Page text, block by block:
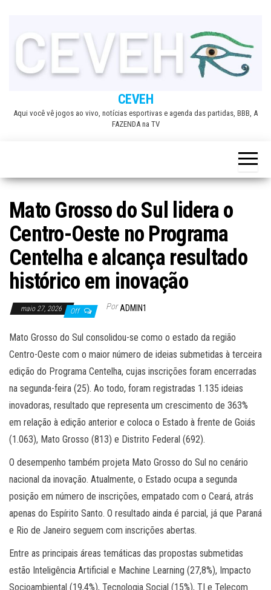
CEVEH
Aqui você vê jogos ao vivo, notícias esportivas e agenda das partidas, BBB, A
FAZENDA na TV
Mato Grosso do Sul lidera o
Centro-Oeste no Programa
Centelha e alcança resultado
histórico em inovação
maio 27, 2026 Off Por ADMIN1
Mato Grosso do Sul consolidou-se como o estado da região
Centro-Oeste com o maior número de ideias submetidas à terceira
edição do Programa Centelha, cujas inscrições foram encerradas
na segunda-feira (25). Ao todo, foram registradas 1.135 ideias
inovadoras, resultado que representa um crescimento de 363%
em relação à edição anterior e coloca o Estado à frente de Goiás
(1.063), Mato Grosso (813) e Distrito Federal (692).
O desempenho também projeta Mato Grosso do Sul no cenário
nacional da inovação. Atualmente, o Estado ocupa a segunda
posição em número de inscrições, empatado com o Ceará, atrás
apenas do Espírito Santo. O resultado ainda é parcial, já que Paraná
e Rio de Janeiro seguem com inscrições abertas.
Entre as principais áreas temáticas das propostas submetidas
estão Inteligência Artificial e Machine Learning (27,8%), Impacto
Socioambiental (19,4%), Tecnologia Social (15%), TI e Telecom